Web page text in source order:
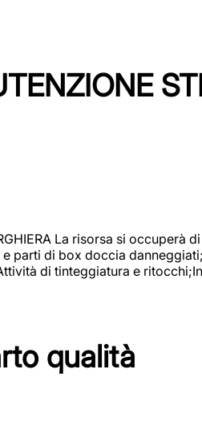
La risorsa si
parti di box doccia
di tinteggiatura e
qualità